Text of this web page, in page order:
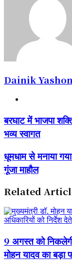
Dainik
बरघाट
में
भाजपा
प्रदर्शन
जैसा
माहौल,
राजपूत
का
भव्य
स्वागत
बरघाट में भाजपा
भव्य स्वागत
धूमधाम
से
मनाया
श्रीकृष्ण
जन्मोत्सव,
संगीतमय
सुंदरकांड
से
माहौल
धूमधाम से मनाया
गूंजा माहौल
Related
9 अगस्त को
मोहन यादव का बड़ा